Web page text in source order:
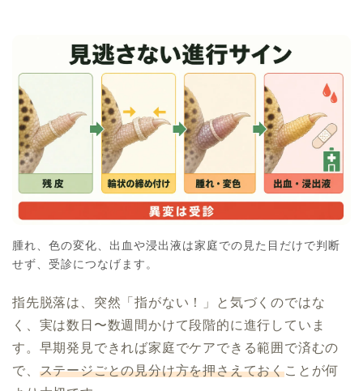
腫れ、色の変化、出血や浸出液は家庭での見た目だけで判断
せず、受診につなげます。
指先脱落は、突然「指がない！」と気づくのではな
く、実は数日〜数週間かけて段階的に進行していま
す。早期発見できれば家庭でケアできる範囲で済むの
で、 ステージごとの見分け方を押さえておくことが何